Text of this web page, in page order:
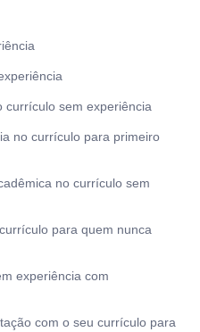
currículo sem experiência
no currículo para primeiro
no currículo sem
para quem nunca
experiência com
com o seu currículo para